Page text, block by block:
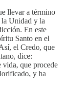
llevar a término
Unidad y la
En este
Santo en el
el Credo, que
dice:
vida, que procede
y ha